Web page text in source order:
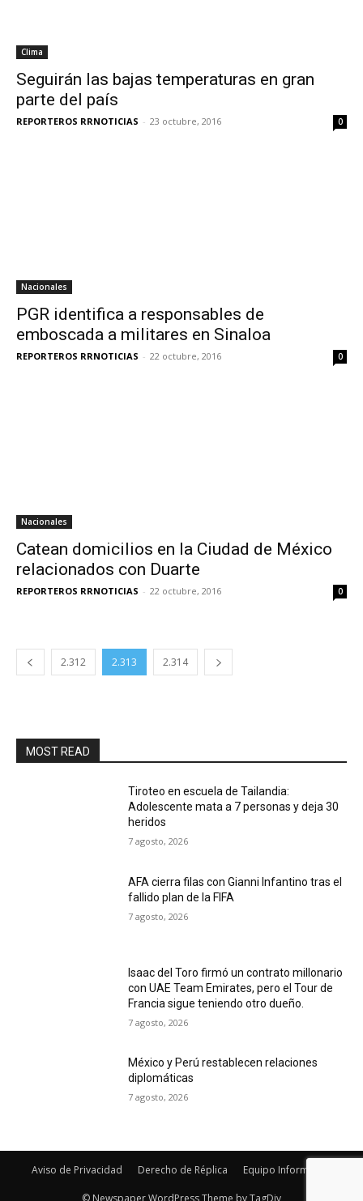
Clima
Seguirán las bajas temperaturas en gran
parte del país
REPORTEROS RRNOTICIAS - 23 octubre, 2016 0
Nacionales
PGR identifica a responsables de
emboscada a militares en Sinaloa
REPORTEROS RRNOTICIAS - 22 octubre, 2016 0
Nacionales
Catean domicilios en la Ciudad de México
relacionados con Duarte
REPORTEROS RRNOTICIAS - 22 octubre, 2016 0
2.312 2.313 2.314
MOST READ
Tiroteo en escuela de Tailandia:
Adolescente mata a 7 personas y deja 30
heridos
7 agosto, 2026
AFA cierra filas con Gianni Infantino tras el
fallido plan de la FIFA
7 agosto, 2026
Isaac del Toro firmó un contrato millonario
con UAE Team Emirates, pero el Tour de
Francia sigue teniendo otro dueño.
7 agosto, 2026
México y Perú restablecen relaciones
diplomáticas
7 agosto, 2026
Aviso de Privacidad Derecho de Réplica Equipo Informativo
© Newspaper WordPress Theme by TagDiv